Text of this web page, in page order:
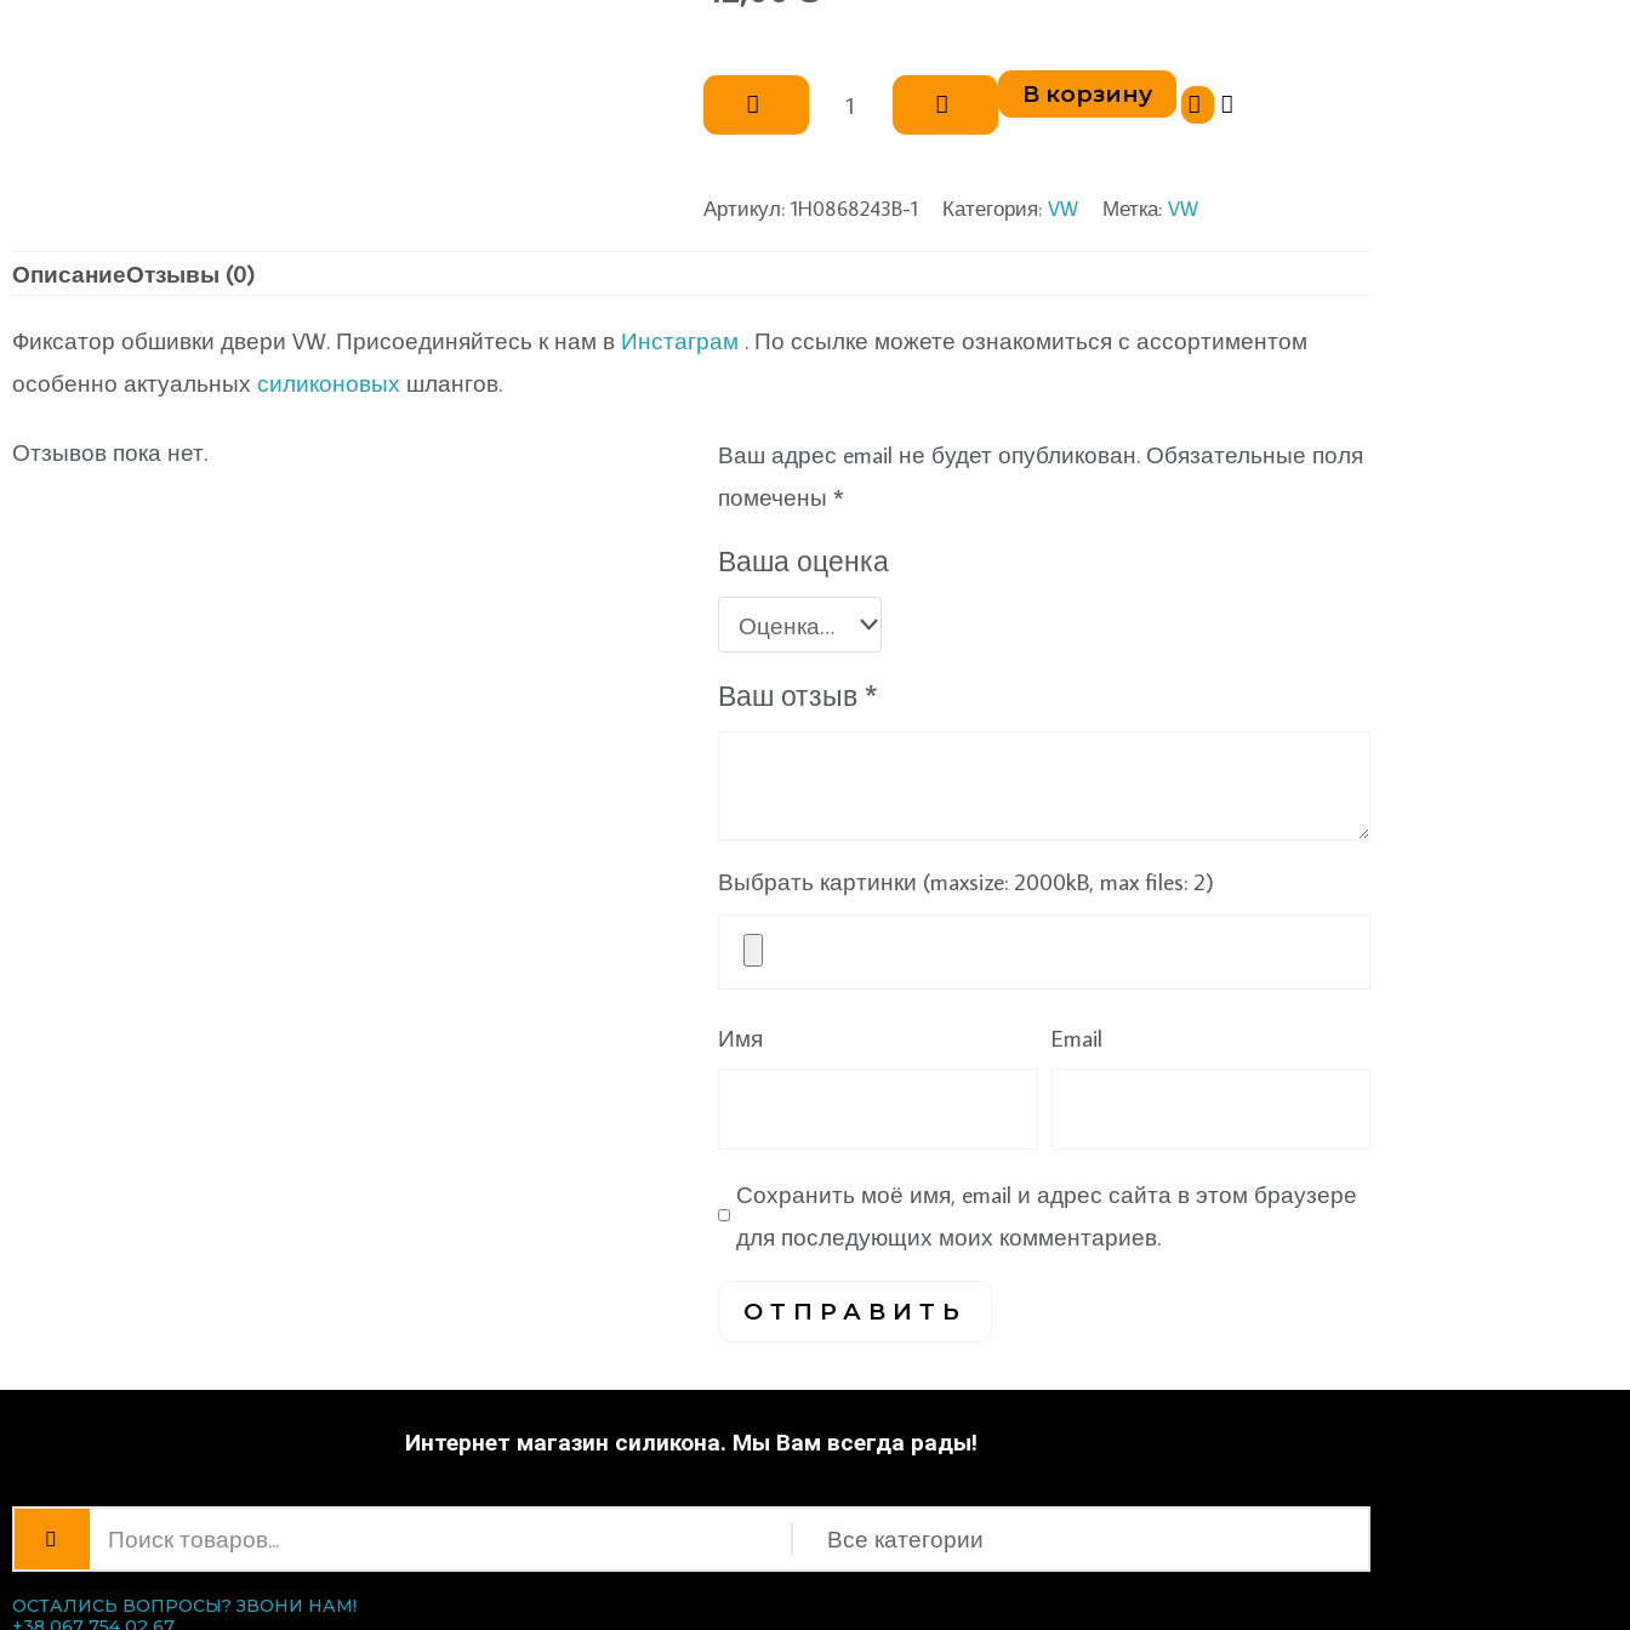
Количество
товара
обшивки
В корзину
Артикул: 1H0868243B-1 Категория: VW Метка: VW
ОписаниеОтзывы (0)
Фиксатор обшивки двери VW. Присоединяйтесь к нам в Инстаграм . По ссылке можете ознакомиться с ассортиментом
особенно актуальных силиконовых шлангов.
Отзывов пока нет. Ваш адрес email не будет опубликован. Обязательные поля
помечены*
Ваша оценка
Ваш отзыв *
Выбрать картинки (maxsize: 2000kB, max files: 2)
Имя Email
Сохранить моё имя, email и адрес сайта в этом браузере
для последующих моих комментариев.
Интернет магазин силикона. Мы Вам всегда рады!
ОСТАЛИСЬ ВОПРОСЫ? ЗВОНИ НАМ!